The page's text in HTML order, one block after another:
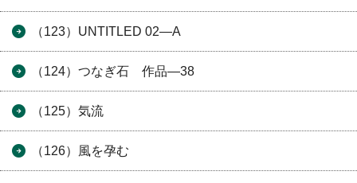
（123）UNTITLED 02―A
（124）つなぎ石 作品―38
（125）気流
（126）風を孕む